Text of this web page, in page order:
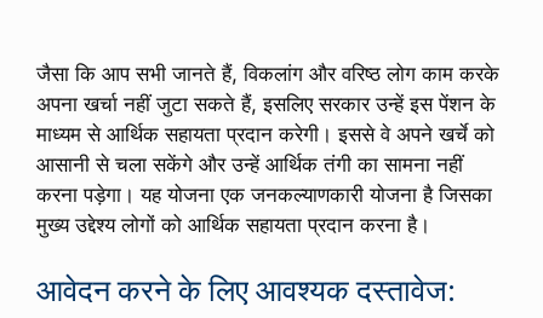
जैसा कि आप सभी जानते हैं, विकलांग और वरिष्ठ लोग काम करके
अपना खर्चा नहीं जुटा सकते हैं, इसलिए सरकार उन्हें इस पेंशन के
माध्यम से आर्थिक सहायता प्रदान करेगी। इससे वे अपने खर्चे को
आसानी से चला सकेंगे और उन्हें आर्थिक तंगी का सामना नहीं
करना पड़ेगा। यह योजना एक जनकल्याणकारी योजना है जिसका
मुख्य उद्देश्य लोगों को आर्थिक सहायता प्रदान करना है।
आवेदन करने के लिए आवश्यक दस्तावेज: